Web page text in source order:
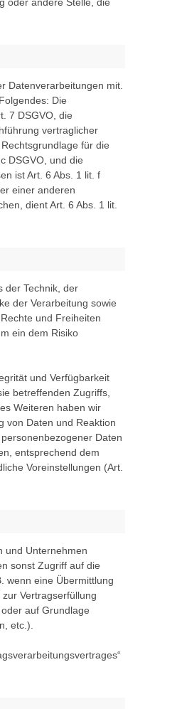
Datenverarbeitungen mit.
Die
7 DSGVO, die
vertraglicher
für die
DSGVO, und die
ist Art. 6 Abs. 1 lit. f
einer anderen
dient Art. 6 Abs. 1 lit.
der Technik, der
der Verarbeitung sowie
und Freiheiten
ein dem Risiko
und Verfügbarkeit
betreffenden Zugriffs,
Weiteren haben wir
von Daten und Reaktion
Daten
entsprechend dem
Voreinstellungen (Art.
und Unternehmen
sonst Zugriff auf die
wenn eine Übermittlung
Vertragserfüllung
auf Grundlage
etc.).